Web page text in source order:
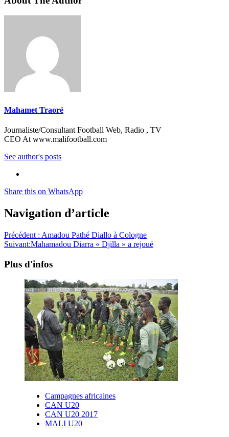
Mahamet Traoré
Journaliste/Consultant Football Web, Radio , TV
CEO At www.malifootball.com
See author's posts
Share this on WhatsApp
Navigation d’article
Précédent : Amadou Pathé Diallo à Cologne
Suivant:Mahamadou Diarra « Djilla » a rejoué
Plus d'infos
Campagnes africaines
CAN U20
CAN U20 2017
MALI U20